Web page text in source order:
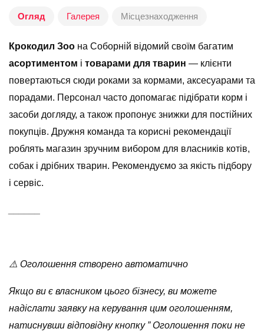
Огляд Галерея Місцезнаходження
Крокодил Зоо на Соборній відомий своїм багатим
асортиментом і товарами для тварин — клієнти
повертаються сюди роками за кормами, аксесуарами та
порадами. Персонал часто допомагає підібрати корм і
засоби догляду, а також пропонує знижки для постійних
покупців. Дружня команда та корисні рекомендації
роблять магазин зручним вибором для власників котів,
собак і дрібних тварин. Рекомендуємо за якість підбору
і сервіс.
⚠️ Оголошення створено автоматично
Якщо ви є власником цього бізнесу, ви можете
надіслати заявку на керування цим оголошенням,
натиснувши відповідну кнопку ” Оголошення поки не